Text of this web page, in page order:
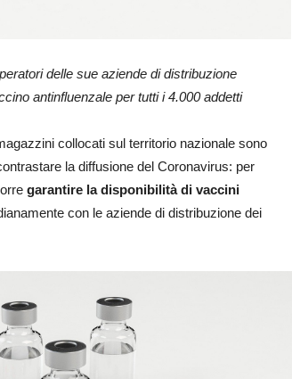
delle sue aziende di distribuzione
antinfluenzale per tutti i 4.000 addetti
collocati sul territorio nazionale sono
la diffusione del Coronavirus: per
garantire la disponibilità di vaccini
con le aziende di distribuzione dei